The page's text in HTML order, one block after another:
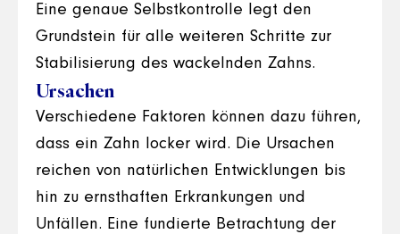
Eine genaue Selbstkontrolle legt den
Grundstein für alle weiteren Schritte zur
Stabilisierung des wackelnden Zahns.
Ursachen
Verschiedene Faktoren können dazu führen,
dass ein Zahn locker wird. Die Ursachen
reichen von natürlichen Entwicklungen bis
hin zu ernsthaften Erkrankungen und
Unfällen. Eine fundierte Betrachtung der